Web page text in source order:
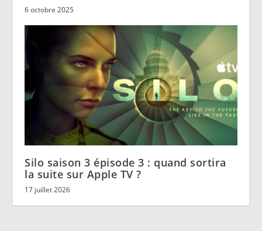
6 octobre 2025
Silo saison 3 épisode 3 : quand sortira
la suite sur Apple TV ?
17 juillet 2026